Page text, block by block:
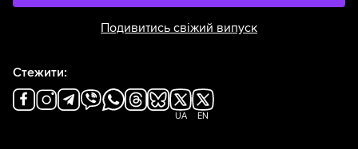
Подивитись свіжий випуск
Стежити:
UA EN